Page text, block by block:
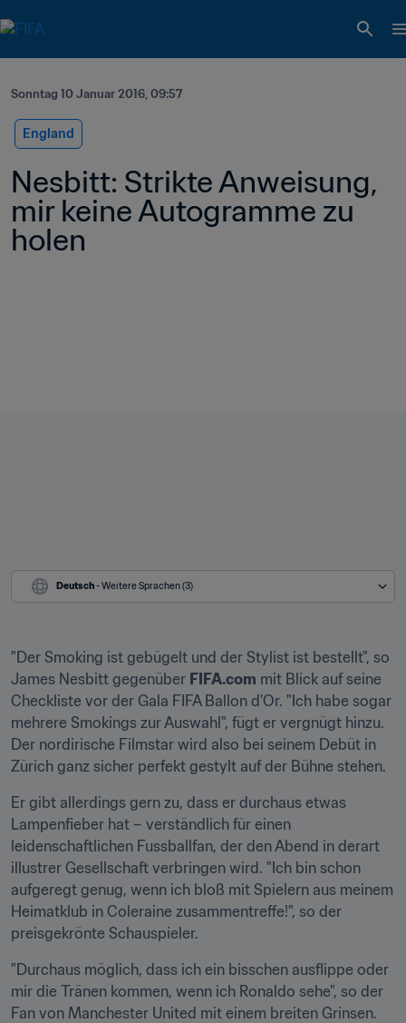
Sonntag 10 Januar 2016, 09:57
England
Nesbitt: Strikte Anweisung,
mir keine Autogramme zu
holen
Deutsch - Weitere Sprachen (3)
"Der Smoking ist gebügelt und der Stylist ist bestellt", so
James Nesbitt gegenüber FIFA.com mit Blick auf seine
Checkliste vor der Gala FIFA Ballon d'Or. "Ich habe sogar
mehrere Smokings zur Auswahl", fügt er vergnügt hinzu.
Der nordirische Filmstar wird also bei seinem Debüt in
Zürich ganz sicher perfekt gestylt auf der Bühne stehen.
Er gibt allerdings gern zu, dass er durchaus etwas
Lampenfieber hat – verständlich für einen
leidenschaftlichen Fussballfan, der den Abend in derart
illustrer Gesellschaft verbringen wird. "Ich bin schon
aufgeregt genug, wenn ich bloß mit Spielern aus meinem
Heimatklub in Coleraine zusammentreffe!", so der
preisgekrönte Schauspieler.
"Durchaus möglich, dass ich ein bisschen ausflippe oder
mir die Tränen kommen, wenn ich Ronaldo sehe", so der
Fan von Manchester United mit einem breiten Grinsen.